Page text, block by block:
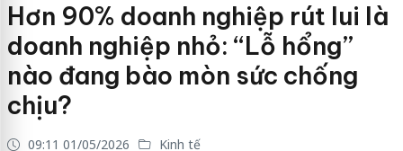
Hơn 90% doanh nghiệp rút lui là
doanh nghiệp nhỏ: “Lỗ hổng”
nào đang bào mòn sức chống
chịu?
09:11 01/05/2026 Kinh tế